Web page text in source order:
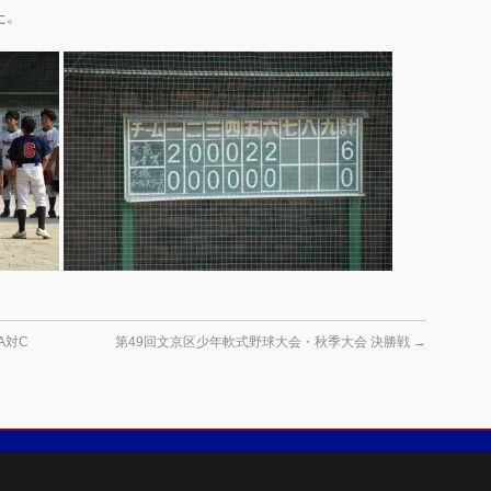
対C 第49回文京区少年軟式野球大会・秋季大会 決勝戦 →